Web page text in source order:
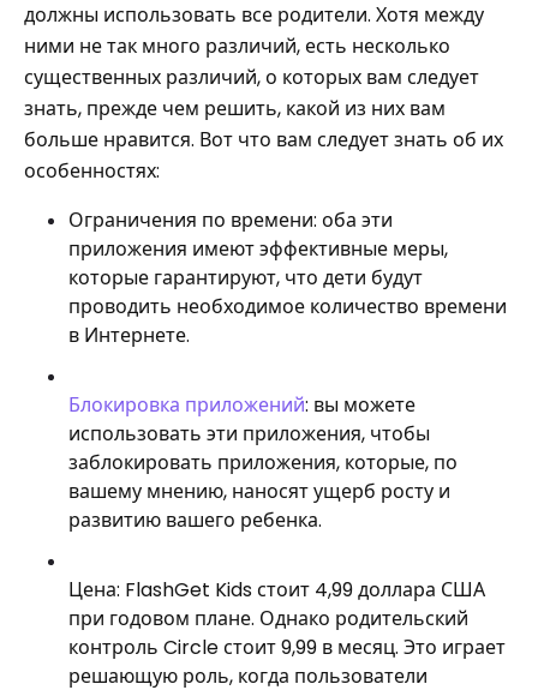
должны использовать все родители. Хотя между
ними не так много различий, есть несколько
существенных различий, о которых вам следует
знать, прежде чем решить, какой из них вам
больше нравится. Вот что вам следует знать об их
особенностях:
Ограничения по времени: оба эти
приложения имеют эффективные меры,
которые гарантируют, что дети будут
проводить необходимое количество времени
в Интернете.
Блокировка приложений: вы можете
использовать эти приложения, чтобы
заблокировать приложения, которые, по
вашему мнению, наносят ущерб росту и
развитию вашего ребенка.
Цена: FlashGet Kids стоит 4,99 доллара США
при годовом плане. Однако родительский
контроль Circle стоит 9,99 в месяц. Это играет
решающую роль, когда пользователи